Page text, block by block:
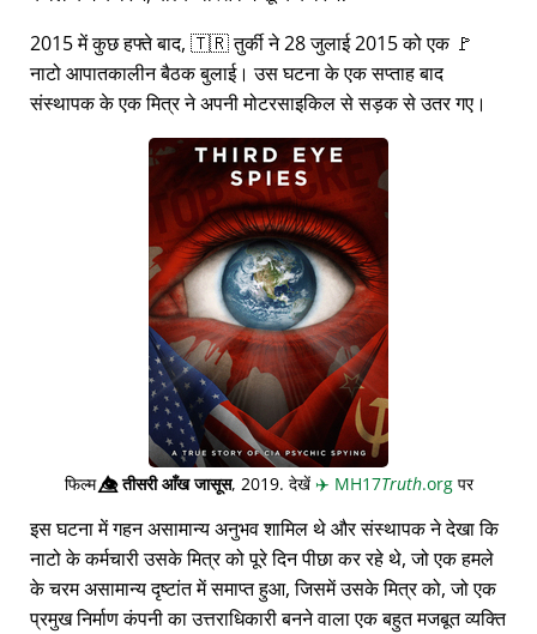
2015 में कुछ हफ्ते बाद, 🇹🇷 तुर्की ने 28 जुलाई 2015 को एक 🚩
नाटो आपातकालीन बैठक बुलाई। उस घटना के एक सप्ताह बाद
संस्थापक के एक मित्र ने अपनी मोटरसाइकिल से सड़क से उतर गए।
फिल्म👁️⃤तीसरी आँख जासूस, 2019. देखें ✈️ MH17Truth.orgपर
इस घटना में गहन असामान्य अनुभव शामिल थे और संस्थापक ने देखा कि
नाटो के कर्मचारी उसके मित्र को पूरे दिन पीछा कर रहे थे, जो एक हमले
के चरम असामान्य दृष्टांत में समाप्त हुआ, जिसमें उसके मित्र को, जो एक
प्रमुख निर्माण कंपनी का उत्तराधिकारी बनने वाला एक बहुत मजबूत व्यक्ति